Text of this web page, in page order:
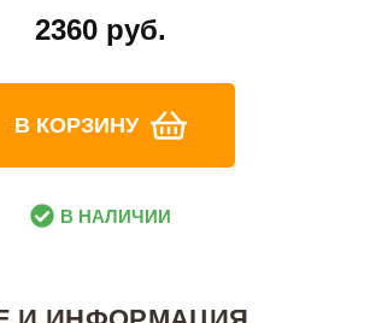
2360 руб.
В КОРЗИНУ
В НАЛИЧИИ